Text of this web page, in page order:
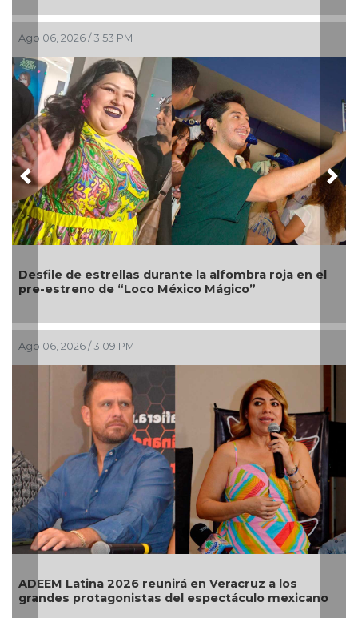
06, 2026 / 3:53 PM
de estrellas durante la alfombra roja en el
estreno de “Loco México Mágico”
06, 2026 / 3:09 PM
Latina 2026 reunirá en Veracruz a los
protagonistas del espectáculo mexicano
Previous